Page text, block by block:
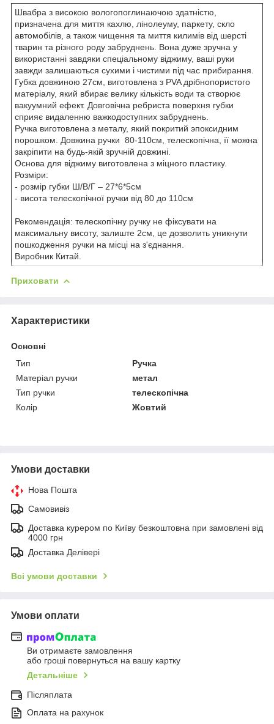
Швабра з високою вологопоглинаючою здатністю,
призначена для миття кахлю, лінолеуму, паркету, скло
автомобілів, а також чищення та миття килимів від шерсті
тварин та різного роду забруднень. Вона дуже зручна у
використанні завдяки спеціальному віджиму, ваші руки
завжди залишаються сухими і чистими під час прибирання.
Губка довжиною 27см, виготовлена з PVA дрібнопористого
матеріалу, який вбирає велику кількість води та створює
вакуумний ефект. Довговічна ребриста поверхня губки
сприяє видаленню важкодоступних забруднень.
Ручка виготовлена з металу, який покритий эпоксидним
порошком. Довжина ручки 80-110см, телескопічна, її можна
закріпити на будь-якій зручній довжині.
Основа для віджиму виготовлена з міцного пластику.
Розміри:
- розмір губки Ш/В/Г – 27*6*5см
- висота телескопічної ручки від 80 до 110см
Рекомендація: телескопічну ручку не фіксувати на
максимальну висоту, залиште 2см, це дозволить уникнути
пошкодження ручки на місці на з'єднання.
Виробник Китай.
Приховати
Характеристики
Основні
Тип
Ручка
Матеріал ручки
метал
Тип ручки
телескопічна
Колір
Жовтий
Умови доставки
Нова Пошта
Самовивіз
Доставка курером по Київу безкоштовна при замовлені від
4000 грн
Доставка Делівері
Всі умови доставки
Умови оплати
Ви отримаєте замовлення
або гроші повернуться на вашу картку
Детальніше
Післяплата
Оплата на рахунок